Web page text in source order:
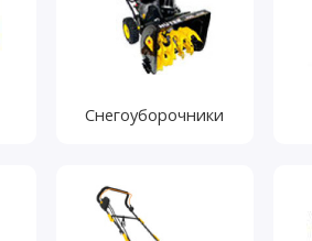
Снегоуборочники